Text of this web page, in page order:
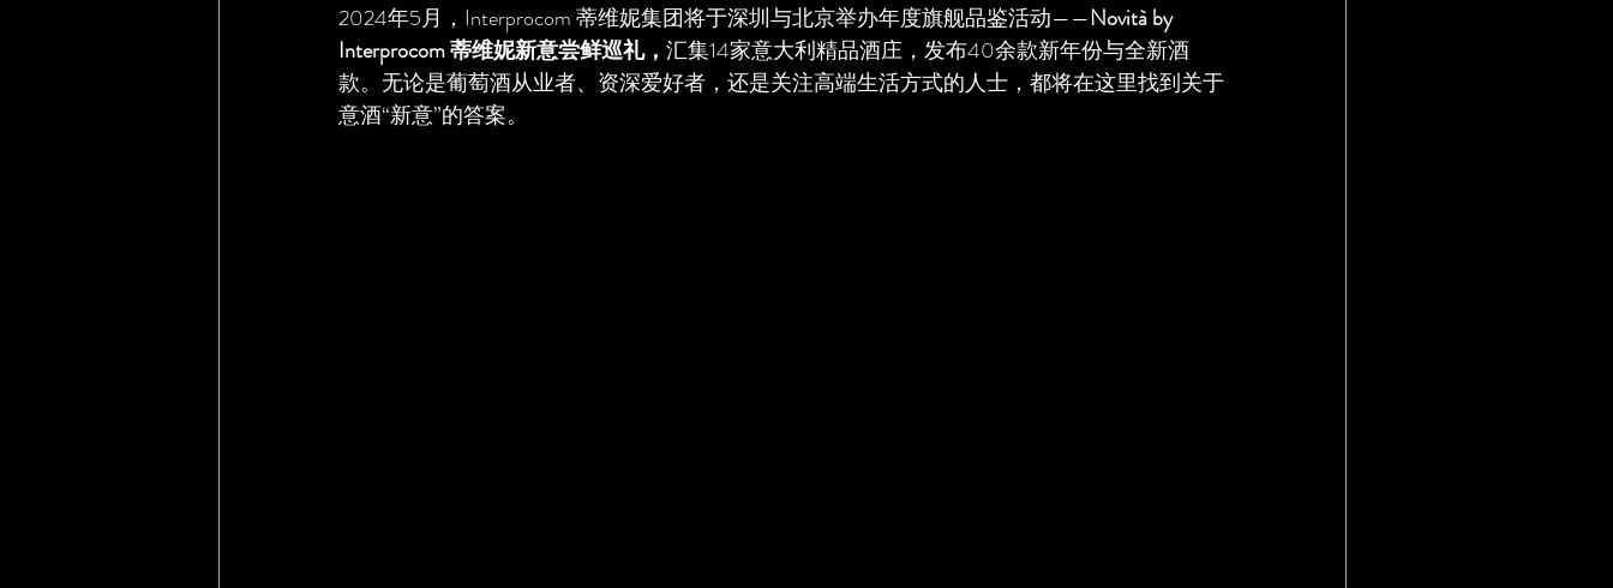
2024年5月，Interprocom 蒂维妮集团将于深圳与北京举办年度旗舰品鉴活动——Novità by
Interprocom 蒂维妮新意尝鲜巡礼， 汇集14家意大利精品酒庄，发布40余款新年份与全新酒
款。无论是葡萄酒从业者、资深爱好者，还是关注高端生活方式的人士，都将在这里找到关于
意酒“新意”的答案。